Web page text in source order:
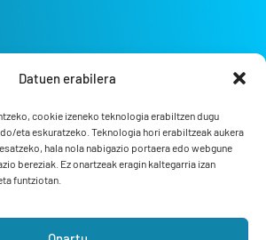
Datuen erabilera
cookie izeneko teknologia erabiltzen dugu
eta eskuratzeko. Teknologia hori erabiltzeak aukera
hala nola nabigazio portaera edo webgune
bereziak. Ez onartzeak eragin kaltegarria izan
funtziotan.